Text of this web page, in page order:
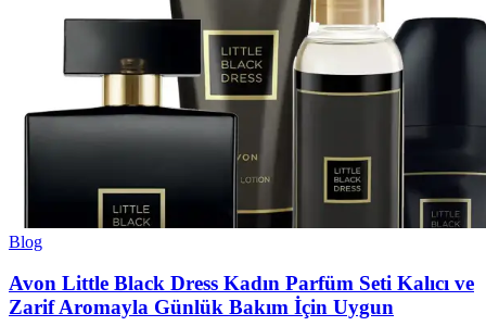
Blog
Avon Little Black Dress Kadın Parfüm Seti Kalıcı ve
Zarif Aromayla Günlük Bakım İçin Uygun